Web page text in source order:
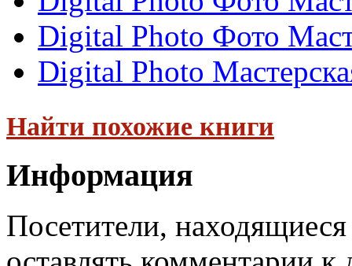
Digital Photo Фото
Digital Photo
Найти похожие книги
Информация
Посетители,